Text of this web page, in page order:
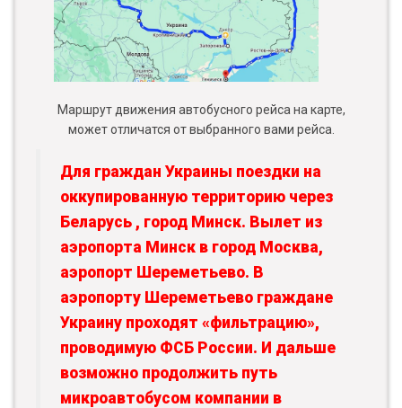
Маршрут движения автобусного рейса на карте,
может отличатся от выбранного вами рейса.
Для граждан Украины поездки на
оккупированную территорию через
Беларусь , город Минск. Вылет из
аэропорта Минск в город Москва,
аэропорт Шереметьево. В
аэропорту Шереметьево граждане
Украину проходят «фильтрацию»,
проводимую ФСБ России. И дальше
возможно продолжить путь
микроавтобусом компании в